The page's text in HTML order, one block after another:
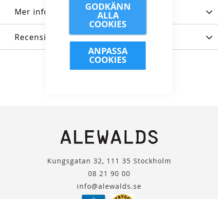
GODKÄNN
ALLA
COOKIES
ANPASSA
COOKIES
Mer information
Recensioner
Kungsgatan 32, 111 35 Stockholm
08 21 90 00
info@alewalds.se